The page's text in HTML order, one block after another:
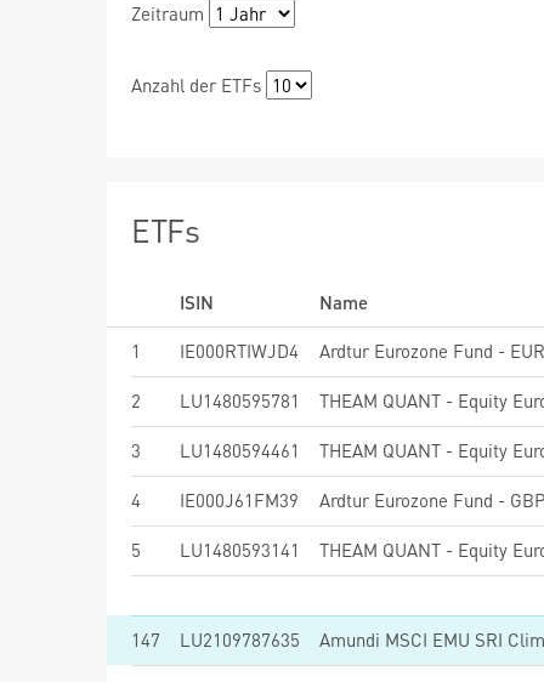
Zeitraum
Anzahl der ETFs
ETFs
ISIN
Name
1
IE000RTIWJD4 Ardtur Eurozone Fund -
2 LU1480595781
3 LU1480594461
4 IE000J61FM39 Ardtur Eurozone Fund -
5 LU1480593141
147 LU2109787635